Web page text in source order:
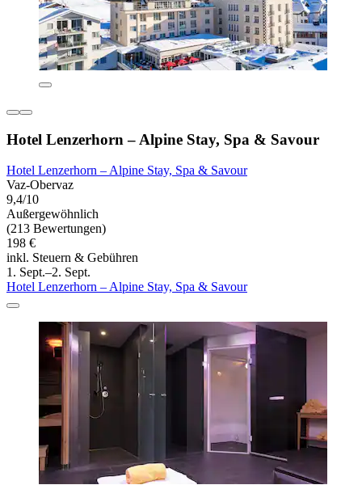
Hotel Lenzerhorn – Alpine Stay, Spa & Savour
Hotel Lenzerhorn – Alpine Stay, Spa & Savour
Vaz-Obervaz
9,4/10
Außergewöhnlich
(213 Bewertungen)
198 €
inkl. Steuern & Gebühren
1. Sept.–2. Sept.
Hotel Lenzerhorn – Alpine Stay, Spa & Savour